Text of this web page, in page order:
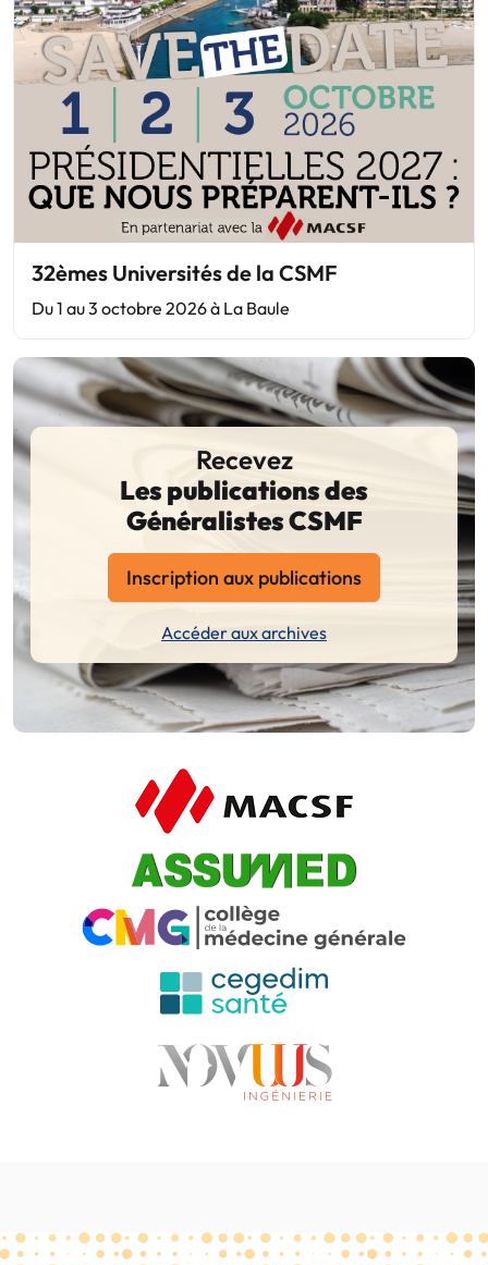
32èmes Universités de la CSMF
Du 1 au 3 octobre 2026 à La Baule
Recevez
Les publications des
Généralistes CSMF
Inscription aux publications
Accéder aux archives